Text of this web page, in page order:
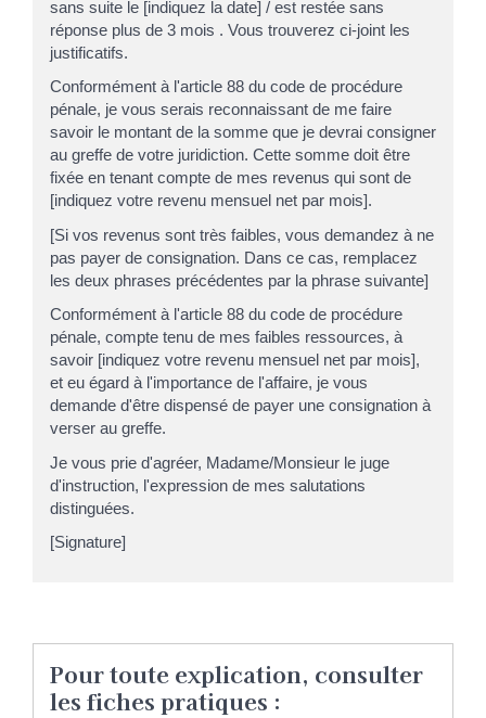
sans suite le [indiquez la date] / est restée sans
réponse plus de 3 mois . Vous trouverez ci-joint les
justificatifs.
Conformément à l'article 88 du code de procédure
pénale, je vous serais reconnaissant de me faire
savoir le montant de la somme que je devrai consigner
au greffe de votre juridiction. Cette somme doit être
fixée en tenant compte de mes revenus qui sont de
[indiquez votre revenu mensuel net par mois].
[Si vos revenus sont très faibles, vous demandez à ne
pas payer de consignation. Dans ce cas, remplacez
les deux phrases précédentes par la phrase suivante]
Conformément à l'article 88 du code de procédure
pénale, compte tenu de mes faibles ressources, à
savoir [indiquez votre revenu mensuel net par mois],
et eu égard à l'importance de l'affaire, je vous
demande d'être dispensé de payer une consignation à
verser au greffe.
Je vous prie d'agréer, Madame/Monsieur le juge
d'instruction, l'expression de mes salutations
distinguées.
[Signature]
Pour toute explication, consulter
les fiches pratiques :